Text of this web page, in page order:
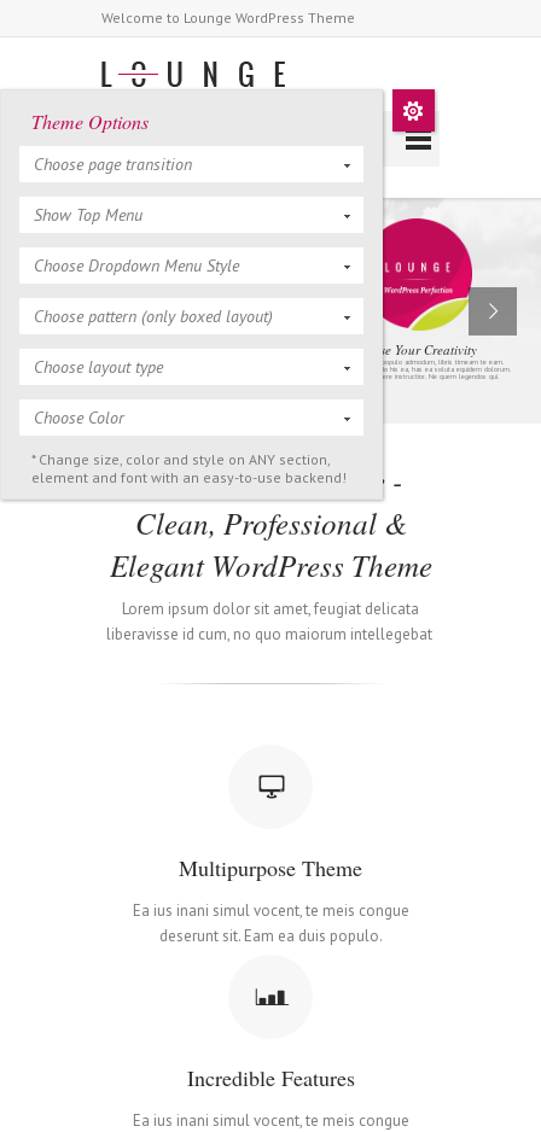
Welcome to Lounge WordPress Theme
Eam ea duis populo admodum, libris timeam te eam.
Habemus vivendo his ea, has ea soluta equidem dolorum.
Quem appetere instructior. Ne quem legendos qui.
Release Your Creativity
Welcome To Lounge -
Clean, Professional &
Elegant WordPress Theme
Lorem ipsum dolor sit amet, feugiat delicata
liberavisse id cum, no quo maiorum intellegebat
Multipurpose Theme
Ea ius inani simul vocent, te meis congue
deserunt sit. Eam ea duis populo.
Incredible Features
Ea ius inani simul vocent, te meis congue
Theme Options
Choose page transition
Show Top Menu
Choose Dropdown Menu Style
Choose pattern (only boxed layout)
Choose layout type
Choose Color
* Change size, color and style on ANY section,
element and font with an easy-to-use backend!